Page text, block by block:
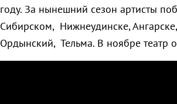
году. За нынешний сезон артисты
Сибирском, Нижнеудинске,
Ордынский, Тельма. В ноябре театр